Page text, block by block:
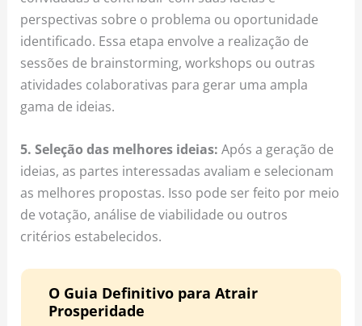
perspectivas sobre o problema ou oportunidade
identificado. Essa etapa envolve a realização de
sessões de brainstorming, workshops ou outras
atividades colaborativas para gerar uma ampla
gama de ideias.
5. Seleção das melhores ideias: Após a geração de
ideias, as partes interessadas avaliam e selecionam
as melhores propostas. Isso pode ser feito por meio
de votação, análise de viabilidade ou outros
critérios estabelecidos.
O Guia Definitivo para Atrair
Prosperidade